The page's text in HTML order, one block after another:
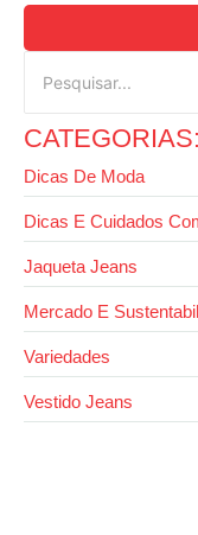
CATEGORIAS:
Dicas De Moda
Dicas E Cuidados
Jaqueta Jeans
Mercado E
Variedades
Vestido Jeans